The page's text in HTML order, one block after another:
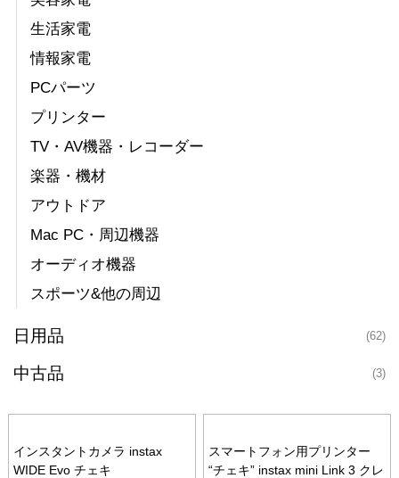
生活家電
情報家電
PCパーツ
プリンター
TV・AV機器・レコーダー
楽器・機材
アウトドア
Mac PC・周辺機器
オーディオ機器
スポーツ&他の周辺
日用品 (62)
中古品 (3)
インスタントカメラ instax
WIDE Evo チェキ
スマートフォン用プリンター
“チェキ” instax mini Link 3 クレ